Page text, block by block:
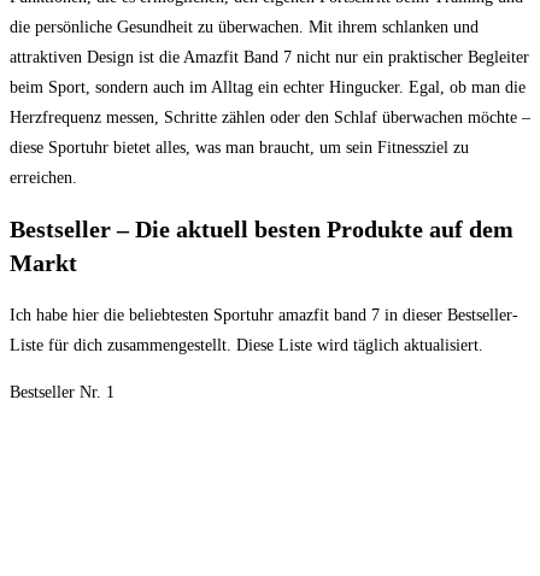
die persönliche Gesundheit zu überwachen. Mit ihrem schlanken und
attraktiven Design ist die Amazfit Band 7 nicht nur ein praktischer Begleiter
beim Sport, sondern auch im Alltag ein echter Hingucker. Egal, ob man die
Herzfrequenz messen, Schritte zählen oder den Schlaf überwachen möchte –
diese Sportuhr bietet alles, was man braucht, um sein Fitnessziel zu
erreichen.
Bestseller – Die aktuell besten Produkte auf dem
Markt
Ich habe hier die beliebtesten Sportuhr amazfit band 7 in dieser Bestseller-
Liste für dich zusammengestellt. Diese Liste wird täglich aktualisiert.
Bestseller Nr. 1